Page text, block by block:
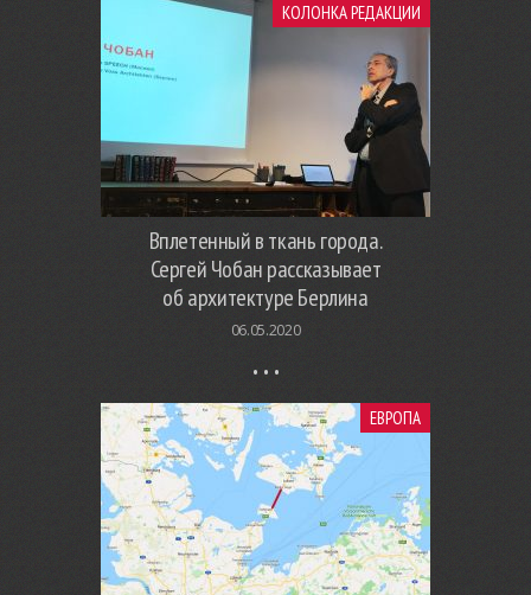
КОЛОНКА РЕДАКЦИИ
Вплетенный в ткань города.
Сергей Чобан рассказывает
об архитектуре Берлина
06.05.2020
ЕВРОПА